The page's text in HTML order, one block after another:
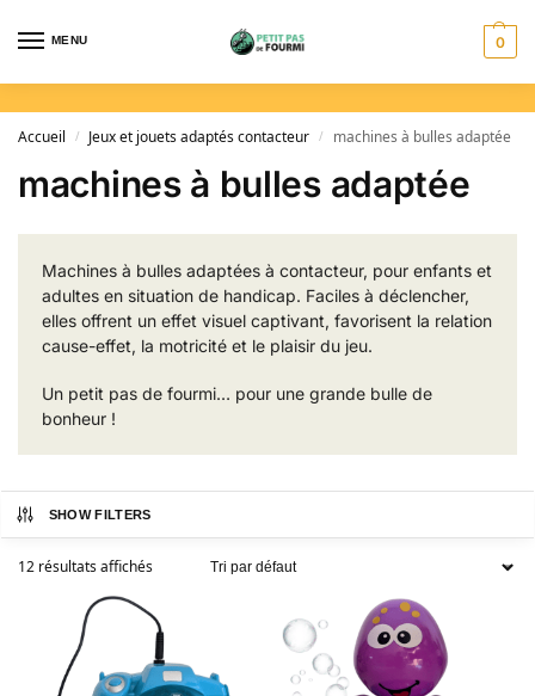
MENU 0
Accueil / Jeux et jouets adaptés contacteur / machines à bulles adaptée
machines à bulles adaptée
Machines à bulles adaptées à contacteur, pour enfants et
adultes en situation de handicap. Faciles à déclencher,
elles offrent un effet visuel captivant, favorisent la relation
cause-effet, la motricité et le plaisir du jeu.
Un petit pas de fourmi… pour une grande bulle de
bonheur !
SHOW FILTERS
12 résultats affichés